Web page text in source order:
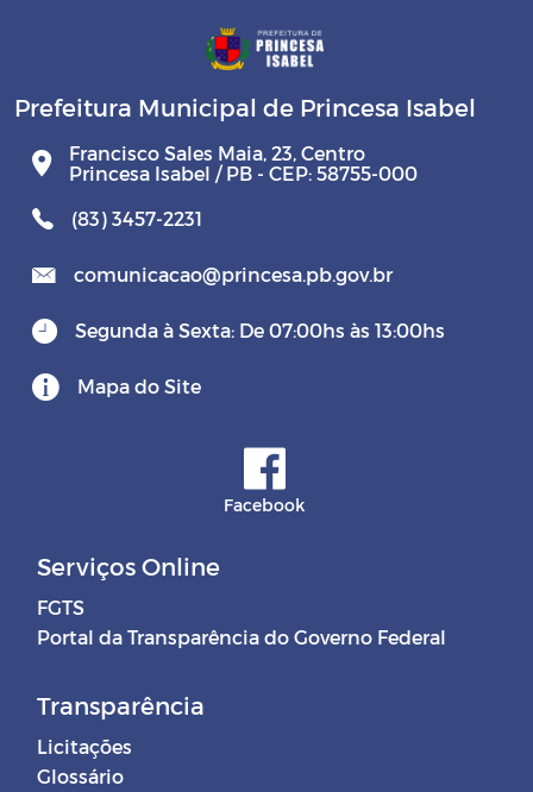
Prefeitura Municipal de Princesa Isabel
Francisco Sales Maia, 23, Centro
Princesa Isabel / PB - CEP: 58755-000
(83) 3457-2231
comunicacao@princesa.pb.gov.br
Segunda à Sexta: De 07:00hs às 13:00hs
Mapa do Site
Facebook
Serviços Online
FGTS
Portal da Transparência do Governo Federal
Transparência
Licitações
Glossário